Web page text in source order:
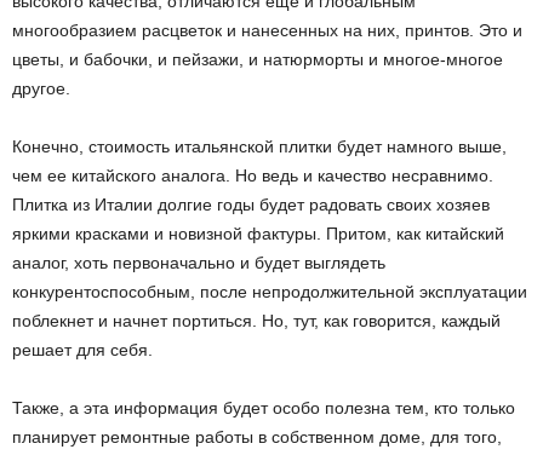
многообразием расцветок и нанесенных на них, принтов. Это и
цветы, и бабочки, и пейзажи, и натюрморты и многое-многое
другое.
Конечно, стоимость итальянской плитки будет намного выше,
чем ее китайского аналога. Но ведь и качество несравнимо.
Плитка из Италии долгие годы будет радовать своих хозяев
яркими красками и новизной фактуры. Притом, как китайский
аналог, хоть первоначально и будет выглядеть
конкурентоспособным, после непродолжительной эксплуатации
поблекнет и начнет портиться. Но, тут, как говорится, каждый
решает для себя.
Также, а эта информация будет особо полезна тем, кто только
планирует ремонтные работы в собственном доме, для того,